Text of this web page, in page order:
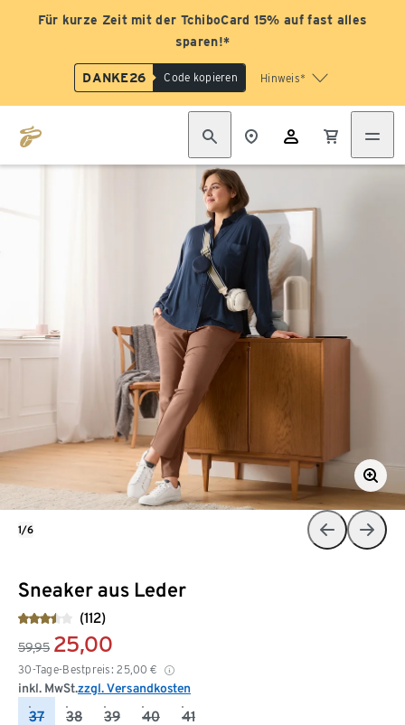
Für kurze Zeit mit der TchiboCard 15% auf fast alles
sparen!*
DANKE26 Code kopieren Hinweis*
Sneaker aus Leder
(112)
59,95 25,00
30-Tage-Bestpreis: 25,00 €
inkl. MwSt.zzgl. Versandkosten
37 38 39 40 41
1/6